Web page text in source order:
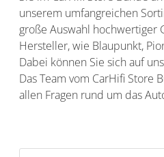
unserem umfangreichen
große Auswahl hochwertiger
Hersteller, wie Blaupunkt,
Dabei können Sie sich auf
Das Team vom CarHifi Store
allen Fragen rund um das